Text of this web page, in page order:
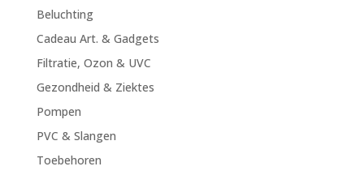
Beluchting
Cadeau Art. & Gadgets
Filtratie, Ozon & UVC
Gezondheid & Ziektes
Pompen
PVC & Slangen
Toebehoren